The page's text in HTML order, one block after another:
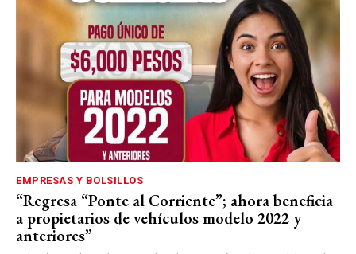
EMPRESAS Y BOLSILLOS
“Regresa “Ponte al Corriente”; ahora beneficia
a propietarios de vehículos modelo 2022 y
anteriores”